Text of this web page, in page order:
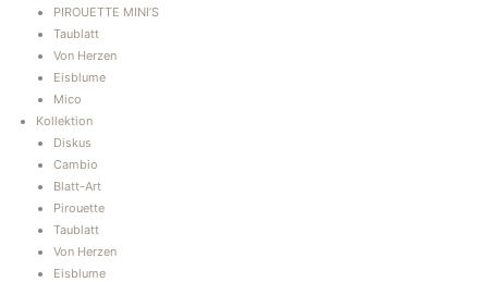
PIROUETTE MINI’S
Taublatt
Von Herzen
Eisblume
Mico
Kollektion
Diskus
Cambio
Blatt-Art
Pirouette
Taublatt
Von Herzen
Eisblume